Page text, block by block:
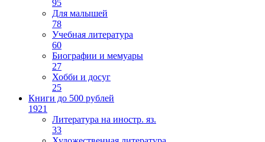
95
Для малышей
78
Учебная литература
60
Биографии и мемуары
27
Хобби и досуг
25
Книги до 500 рублей
1921
Литература на иностр. яз.
33